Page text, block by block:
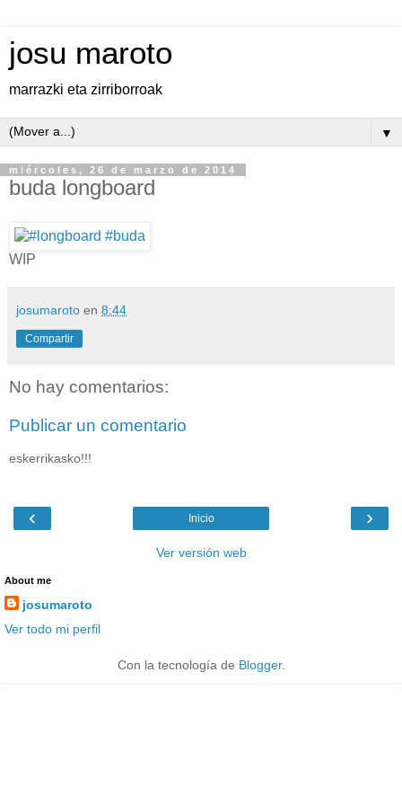
josu maroto
marrazki eta zirriborroak
▼
miércoles, 26 de marzo de 2014
buda longboard
WIP
josumaroto en 8:44
Compartir
No hay comentarios:
Publicar un comentario
eskerrikasko!!!
‹ ›
Inicio
Ver versión web
About me
josumaroto
Ver todo mi perfil
Con la tecnología de Blogger.